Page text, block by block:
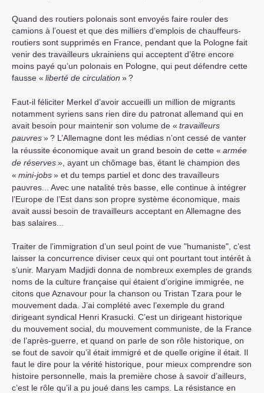
Quand des routiers polonais sont envoyés faire rouler des
camions à l’ouest et que des milliers d’emplois de chauffeurs-
routiers sont supprimés en France, pendant que la Pologne fait
venir des travailleurs ukrainiens qui acceptent d’être encore
moins payé qu’un polonais en Pologne, qui peut défendre cette
fausse « liberté de circulation »?
Faut-il féliciter Merkel d’avoir accueilli un million de migrants
notamment syriens sans rien dire du patronat allemand qui en
avait besoin pour maintenir son volume de « travailleurs
pauvres»? L’Allemagne dont les médias n’ont cessé de vanter
la réussite économique avait un grand besoin de cette « armée
de réserves», ayant un chômage bas, étant le champion des
« mini-jobs» et du temps partiel et donc des travailleurs
pauvres... Avec une natalité très basse, elle continue à intégrer
l’Europe de l’Est dans son propre système économique, mais
avait aussi besoin de travailleurs acceptant en Allemagne des
bas salaires...
Traiter de l’immigration d’un seul point de vue "humaniste", c’est
laisser la concurrence diviser ceux qui ont pourtant tout intérêt à
s’unir. Maryam Madjidi donna de nombreux exemples de grands
noms de la culture française qui étaient d’origine immigrée, ne
citons que Aznavour pour la chanson ou Tristan Tzara pour le
mouvement dada. J’ai complété avec l’exemple du grand
dirigeant syndical Henri Krasucki. C’est un dirigeant historique
du mouvement social, du mouvement communiste, de la France
de l’après-guerre, et quand on parle de son rôle historique, on
se fout de savoir qu’il était immigré et de quelle origine il était. Il
faut le dire pour la vérité historique, pour mieux comprendre son
histoire personnelle, mais la première chose à savoir d’ailleurs,
c’est le rôle qu’il a pu joué dans les camps. La résistance en